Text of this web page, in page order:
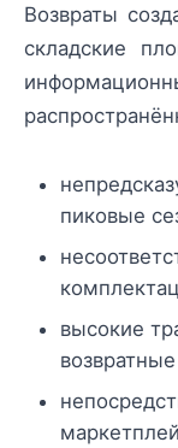
Возвраты
складские
пиковые
высокие